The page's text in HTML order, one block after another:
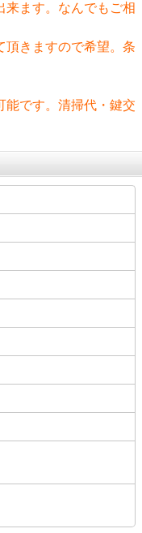
来ます。なんでもご相
頂きますので希望。条
能です。清掃代・鍵交